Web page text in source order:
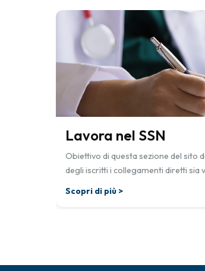
Lavora nel SSN
Obiettivo di questa sezione del sito
degli iscritti i collegamenti diretti sia
diretto alle loro sezioni dedicate ai
Scopri di più >